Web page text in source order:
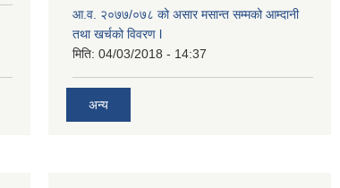
आ.व. २०७७/०७८ को असार मसान्त सम्मको आम्दानी
तथा खर्चको विवरण l
मिति: 04/03/2018 - 14:37
अन्य